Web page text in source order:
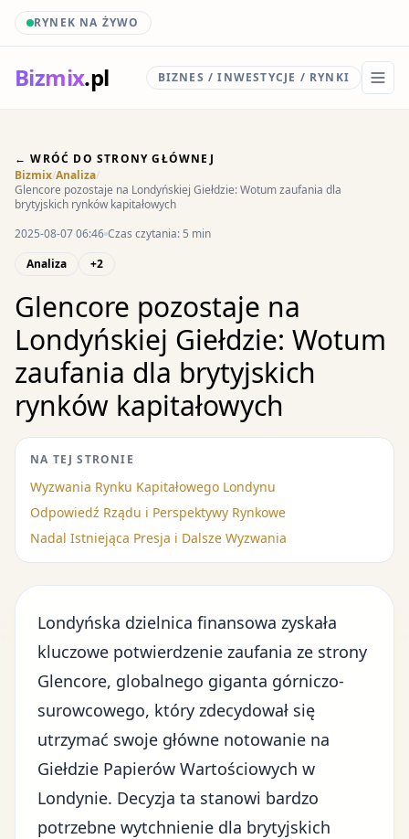
RYNEK NA ŻYWO
Bizmix.pl BIZNES / INWESTYCJE / RYNKI
← WRÓĆ DO STRONY GŁÓWNEJ
Bizmix/Analiza/
Glencore pozostaje na Londyńskiej Giełdzie: Wotum zaufania dla
brytyjskich rynków kapitałowych
2025-08-07 06:46 Czas czytania: 5 min
Analiza
+2
Glencore pozostaje na
Londyńskiej Giełdzie: Wotum
zaufania dla brytyjskich
rynków kapitałowych
NA TEJ STRONIE
Wyzwania Rynku Kapitałowego Londynu
Odpowiedź Rządu i Perspektywy Rynkowe
Nadal Istniejąca Presja i Dalsze Wyzwania
Londyńska dzielnica finansowa zyskała
kluczowe potwierdzenie zaufania ze strony
Glencore, globalnego giganta górniczo-
surowcowego, który zdecydował się
utrzymać swoje główne notowanie na
Giełdzie Papierów Wartościowych w
Londynie. Decyzja ta stanowi bardzo
potrzebne wytchnienie dla brytyjskich